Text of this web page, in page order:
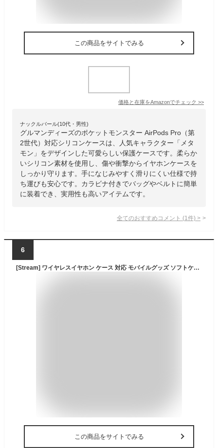
この商品をサイトでみる
価格と在庫をAmazonでチェック >>
ナックルバール(10代・男性)
グルマンディーズのポケットモンスター AirPods Pro（第
2世代）対応シリコンケースは、人気キャラクター「メタ
モン」をデザインした可愛らしい保護ケースです。柔らか
いシリコン素材を使用し、傷や衝撃からイヤホンケースを
しっかり守ります。手になじみやすく滑りにくい仕様で持
ち運びも安心です。カラビナ付きでバッグやベルトに簡単
に装着でき、実用性も高いアイテムです。
全てのおすすめコメント (1 件) >
6
[Stream] ワイヤレスイヤホン ケース 対応 モバイルグッズ ソフトケース かわいい ぬいぐるみ ポーチ 小物入れ カラビナ アニマル 動物 ひよこ ゆうパケット16
この商品をサイトでみる